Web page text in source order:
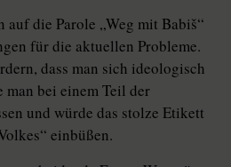
die Parole „Weg mit Babiš“
für die aktuellen Probleme.
dass man sich ideologisch
man bei einem Teil der
und würde das stolze Etikett
einbüßen.